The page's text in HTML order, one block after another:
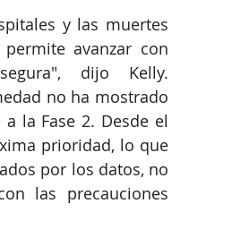
y las muertes
avanzar con
dijo Kelly.
no ha mostrado
la Fase 2. Desde el
prioridad, lo que
​​por los datos, no
las precauciones